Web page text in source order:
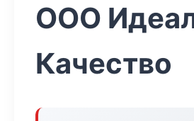
ООО
Качество